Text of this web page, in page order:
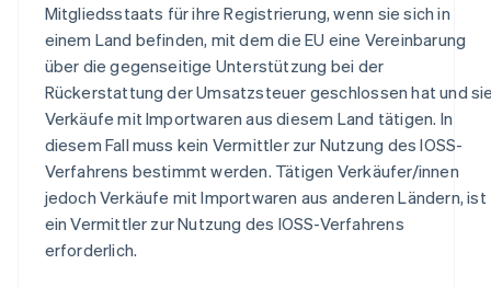
Mitgliedsstaats für ihre Registrierung, wenn sie sich in
einem Land befinden, mit dem die EU eine Vereinbarung
über die gegenseitige Unterstützung bei der
Rückerstattung der Umsatzsteuer geschlossen hat und
Verkäufe mit Importwaren aus diesem Land tätigen. In
diesem Fall muss kein Vermittler zur Nutzung des IOSS-
Verfahrens bestimmt werden. Tätigen Verkäufer/innen
jedoch Verkäufe mit Importwaren aus anderen Ländern, ist
ein Vermittler zur Nutzung des IOSS-Verfahrens
erforderlich.